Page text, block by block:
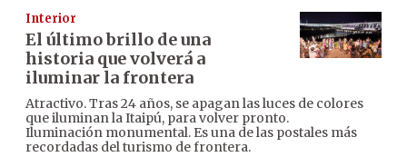
Interior
El último brillo de una
historia que volverá a
iluminar la frontera
Atractivo. Tras 24 años, se apagan las luces de colores
que iluminan la Itaipú, para volver pronto.
Iluminación monumental. Es una de las postales más
recordadas del turismo de frontera.